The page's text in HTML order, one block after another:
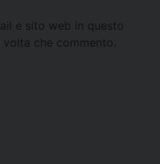
e sito web in questo
che commento.